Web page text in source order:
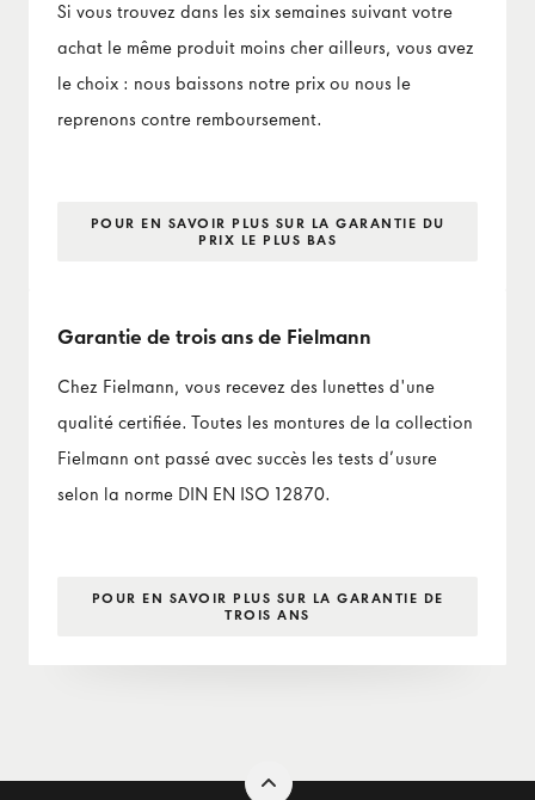
Si vous trouvez dans les six semaines suivant votre
achat le même produit moins cher ailleurs, vous avez
le choix : nous baissons notre prix ou nous le
reprenons contre remboursement.
POUR EN SAVOIR PLUS SUR LA GARANTIE DU
PRIX LE PLUS BAS
Garantie de trois ans de Fielmann
Chez Fielmann, vous recevez des lunettes d'une
qualité certifiée. Toutes les montures de la collection
Fielmann ont passé avec succès les tests d’usure
selon la norme DIN EN ISO 12870.
POUR EN SAVOIR PLUS SUR LA GARANTIE DE
TROIS ANS